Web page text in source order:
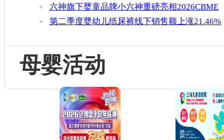
六神旗下婴童品牌小六神重磅亮相2026CBME
第二季度婴幼儿纸尿裤线下销售额上涨21.46%
母婴活动